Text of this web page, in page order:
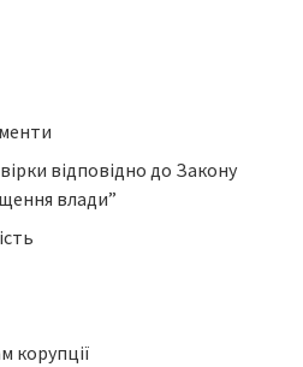
відповідно до Закону
влади”
корупції